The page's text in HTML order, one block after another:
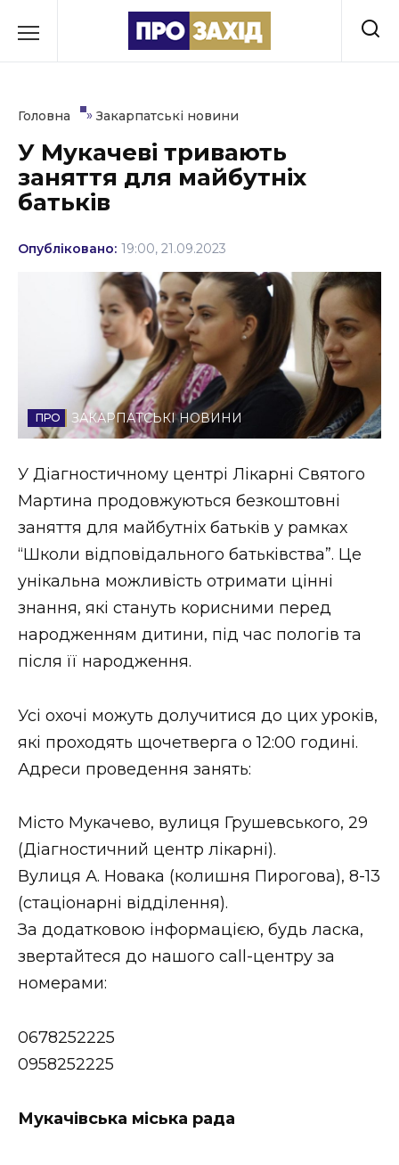
до
Культура
Освіта
Події
Політика
Стиль життя
Втрачений Ужгород (відеоверсія)
ЗАКАРПАТСЬКІ НОВИНИ
НОВИНИ ЗАХІДНОЇ УКРАЇНИ
ФОТО
Головна » Закарпатські новини
У Мукачеві тривають
заняття для майбутніх
батьків
Опубліковано: 19:00, 21.09.2023
ЗАКАРПАТСЬКІ НОВИНИ
У Діагностичному центрі Лікарні Святого
Мартина продовжуються безкоштовні
заняття для майбутніх батьків у рамках
“Школи відповідального батьківства”. Це
унікальна можливість отримати цінні
знання, які стануть корисними перед
народженням дитини, під час пологів та
після її народження.
Усі охочі можуть долучитися до цих уроків,
які проходять щочетверга о 12:00 годині.
Адреси проведення занять:
Місто Мукачево, вулиця Грушевського, 29
(Діагностичний центр лікарні).
Вулиця А. Новака (колишня Пирогова), 8-13
(стаціонарні відділення).
За додатковою інформацією, будь ласка,
звертайтеся до нашого call-центру за
номерами:
0678252225
0958252225
Мукачівська міська рада